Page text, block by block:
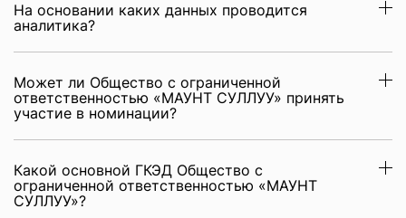
На основании каких данных проводится
аналитика?
Может ли Общество с ограниченной
ответственностью «МАУНТ СУЛЛУУ» принять
участие в номинации?
Какой основной ГКЭД Общество с
ограниченной ответственностью «МАУНТ
СУЛЛУУ»?